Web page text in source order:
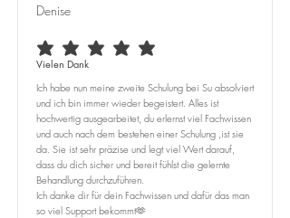
Denise
durchschnittliches Rating ist 5 von 5
Vielen Dank
Ich habe nun meine zweite Schulung bei Su absolviert
und ich bin immer wieder begeistert. Alles ist
hochwertig ausgearbeitet, du erlernst viel Fachwissen
und auch nach dem bestehen einer Schulung ,ist sie
da. Sie ist sehr präzise und legt viel Wert darauf,
dass du dich sicher und bereit fühlst die gelernte
Behandlung durchzuführen.
Ich danke dir für dein Fachwissen und dafür das man
so viel Support bekommt🫶